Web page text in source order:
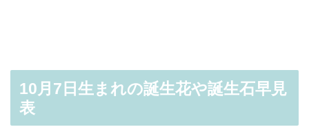
10月7日生まれの誕生花や誕生石早見
表